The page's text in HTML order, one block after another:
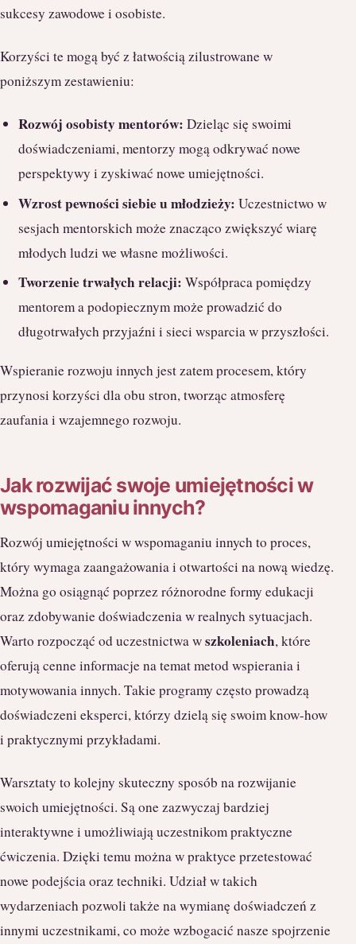
sukcesy zawodowe i osobiste.
Korzyści te mogą być z łatwością zilustrowane w
poniższym zestawieniu:
Rozwój osobisty mentorów: Dzieląc się swoimi
doświadczeniami, mentorzy mogą odkrywać nowe
perspektywy i zyskiwać nowe umiejętności.
Wzrost pewności siebie u młodzieży: Uczestnictwo w
sesjach mentorskich może znacząco zwiększyć wiarę
młodych ludzi we własne możliwości.
Tworzenie trwałych relacji: Współpraca pomiędzy
mentorem a podopiecznym może prowadzić do
długotrwałych przyjaźni i sieci wsparcia w przyszłości.
Wspieranie rozwoju innych jest zatem procesem, który
przynosi korzyści dla obu stron, tworząc atmosferę
zaufania i wzajemnego rozwoju.
Jak rozwijać swoje umiejętności w
wspomaganiu innych?
Rozwój umiejętności w wspomaganiu innych to proces,
który wymaga zaangażowania i otwartości na nową wiedzę.
Można go osiągnąć poprzez różnorodne formy edukacji
oraz zdobywanie doświadczenia w realnych sytuacjach.
Warto rozpocząć od uczestnictwa wszkoleniach, które
oferują cenne informacje na temat metod wspierania i
motywowania innych. Takie programy często prowadzą
doświadczeni eksperci, którzy dzielą się swoim know-how
i praktycznymi przykładami.
Warsztaty to kolejny skuteczny sposób na rozwijanie
swoich umiejętności. Są one zazwyczaj bardziej
interaktywne i umożliwiają uczestnikom praktyczne
ćwiczenia. Dzięki temu można w praktyce przetestować
nowe podejścia oraz techniki. Udział w takich
wydarzeniach pozwoli także na wymianę doświadczeń z
innymi uczestnikami, co może wzbogacić nasze spojrzenie